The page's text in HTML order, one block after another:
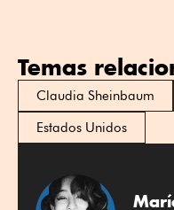
Temas
Claudia Sheinbaum
Estados Unidos